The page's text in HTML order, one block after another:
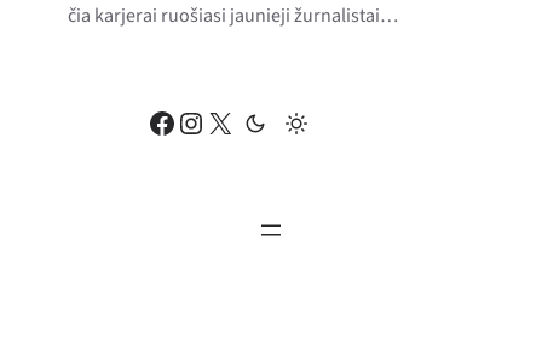
Facebook Instagram X
čia karjerai ruošiasi jaunieji žurnalistai…